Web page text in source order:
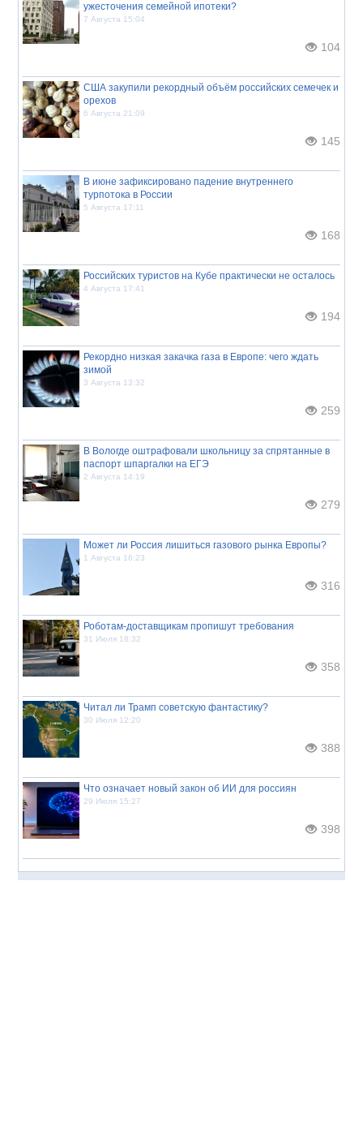
ужесточения семейной ипотеки?
7 Августа 15:04
104
США закупили рекордный объём российских семечек и
орехов
6 Августа 21:09
145
В июне зафиксировано падение внутреннего
турпотока в России
5 Августа 17:11
168
Российских туристов на Кубе практически не осталось
4 Августа 17:41
194
Рекордно низкая закачка газа в Европе: чего ждать
зимой
3 Августа 13:32
259
В Вологде оштрафовали школьницу за спрятанные в
паспорт шпаргалки на ЕГЭ
2 Августа 14:19
279
Может ли Россия лишиться газового рынка Европы?
1 Августа 16:23
316
Роботам-доставщикам пропишут требования
31 Июля 18:32
358
Читал ли Трамп советскую фантастику?
30 Июля 12:20
388
Что означает новый закон об ИИ для россиян
29 Июля 15:27
398